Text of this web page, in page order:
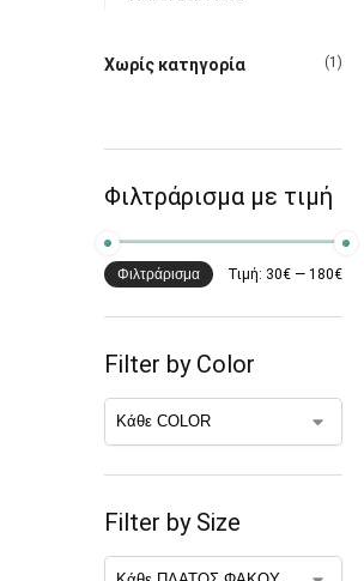
Χωρίς κατηγορία (1)
Φιλτράρισμα με τιμή
Φιλτράρισμα Τιμή: 30€— 180€
Filter by Color
Filter by Size